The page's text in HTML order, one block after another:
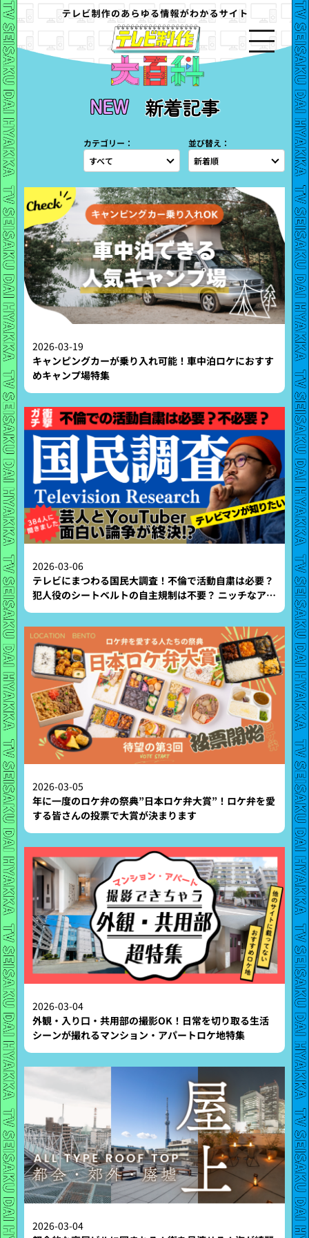
新着記事
カテゴリー：
すべて
並び替え：
新着順
2026-03-19
キャンピングカーが乗り入れ可能！車中泊ロケにおすす
めキャンプ場特集
2026-03-06
テレビにまつわる国民大調査！不倫で活動自粛は必要？
犯人役のシートベルトの自主規制は不要？ ニッチなアン
ケート結果まとめました！
2026-03-05
年に一度のロケ弁の祭典”日本ロケ弁大賞”！ロケ弁を愛
する皆さんの投票で大賞が決まります
2026-03-04
外観・入り口・共用部の撮影OK！日常を切り取る生活
シーンが撮れるマンション・アパートロケ地特集
2026-03-04